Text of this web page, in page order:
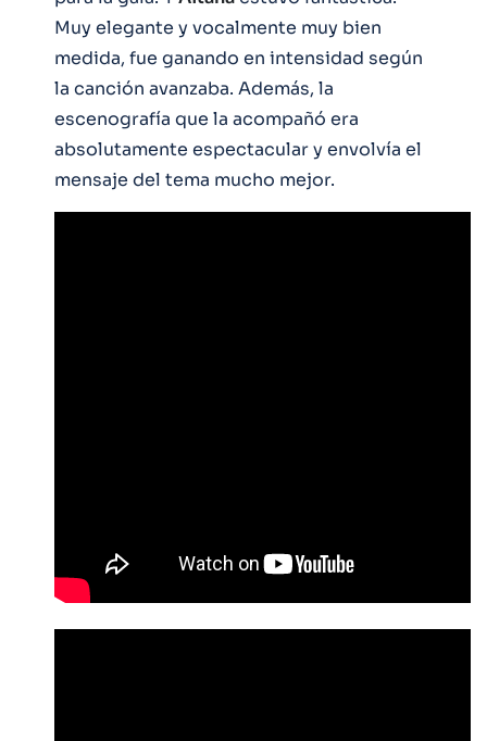
Muy elegante y vocalmente muy bien
medida, fue ganando en intensidad según
la canción avanzaba. Además, la
escenografía que la acompañó era
absolutamente espectacular y envolvía el
mensaje del tema mucho mejor.